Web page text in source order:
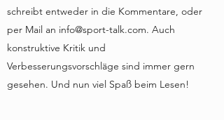
schreibt entweder in die Kommentare, oder
per Mail an info@sport-talk.com. Auch
konstruktive Kritik und
Verbesserungsvorschläge sind immer gern
gesehen. Und nun viel Spaß beim Lesen!